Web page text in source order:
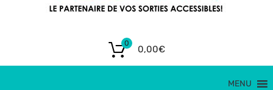
0,00€
0
MENU